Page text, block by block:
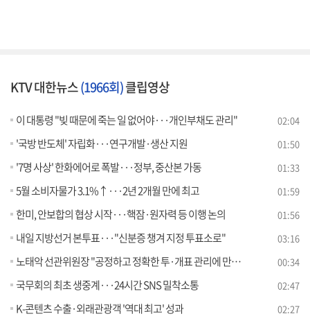
KTV 대한뉴스(1966회)클립영상
이 대통령 "빚 때문에 죽는 일 없어야···개인부채도 관리" 02:04
'국방 반도체' 자립화···연구개발·생산 지원 01:50
'7명 사상' 한화에어로 폭발···정부, 중산본 가동 01:33
5월 소비자물가 3.1%↑···2년 2개월 만에 최고 01:59
한미, 안보합의 협상 시작···핵잠·원자력 등 이행 논의 01:56
내일 지방선거 본투표···"신분증 챙겨 지정 투표소로" 03:16
노태악 선관위원장 "공정하고 정확한 투·개표 관리에 만전" 00:34
국무회의 최초 생중계···24시간 SNS 밀착소통 02:47
K-콘텐츠 수출·외래관광객 '역대 최고' 성과 02:27